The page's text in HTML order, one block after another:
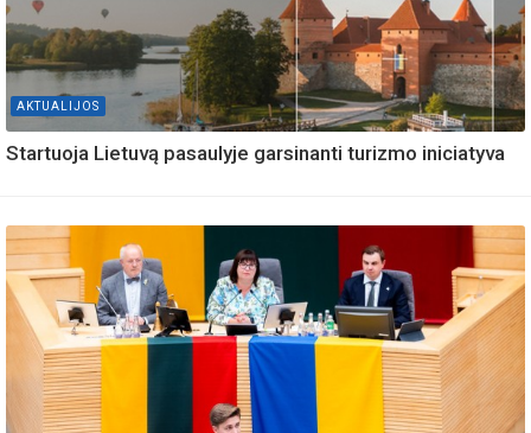
AKTUALIJOS
Startuoja Lietuvą pasaulyje garsinanti turizmo iniciatyva